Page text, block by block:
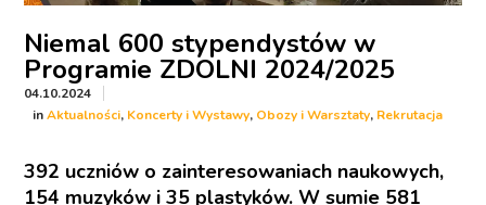
Niemal 600 stypendystów w
Programie ZDOLNI 2024/2025
04.10.2024
inAktualności, Koncerty i Wystawy, Obozy i Warsztaty, Rekrutacja
392 uczniów o zainteresowaniach naukowych,
154 muzyków i 35 plastyków. W sumie 581